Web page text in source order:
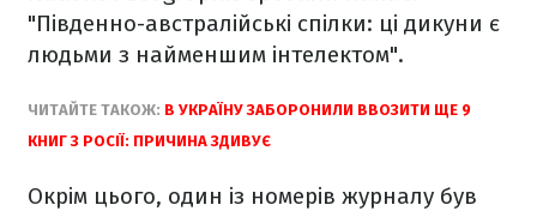
"Південно-австралійські спілки: ці дикуни є
людьми з найменшим інтелектом".
ЧИТАЙТЕ ТАКОЖ: В УКРАЇНУ ЗАБОРОНИЛИ ВВОЗИТИ ЩЕ 9
КНИГ З РОСІЇ: ПРИЧИНА ЗДИВУЄ
Окрім цього, один із номерів журналу був